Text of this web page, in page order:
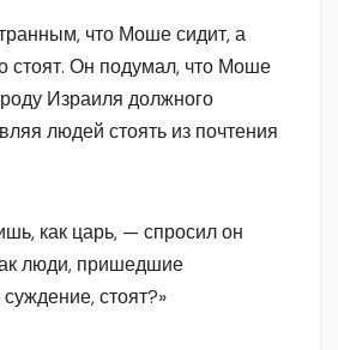
что Моше сидит, а
стоят. Он подумал, что Моше
Израиля должного
людей стоять из почтения
как царь, — спросил он
люди, пришедшие
стоят?»